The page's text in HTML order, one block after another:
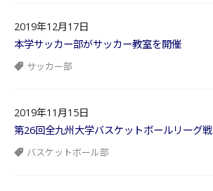
2019年12月17日
本学サッカー部がサッカー教室を開催
サッカー部
2019年11月15日
第26回全九州大学バスケットボールリーグ戦
バスケットボール部